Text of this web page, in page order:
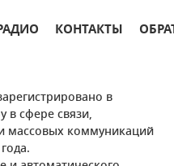
КОНТАКТЫ
в
в сфере связи,
массовых коммуникаций